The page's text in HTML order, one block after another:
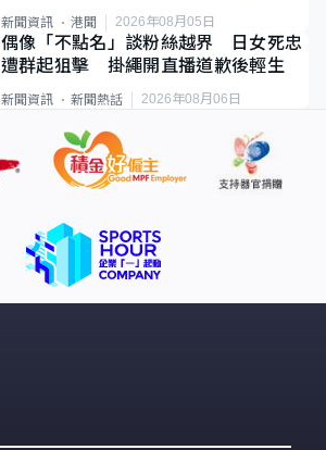
新聞資訊 港聞 2026年08月05日
偶像「不點名」談粉絲越界 日女死忠
遭群起狙擊 掛繩開直播道歉後輕生
新聞資訊 新聞熱話 2026年08月06日